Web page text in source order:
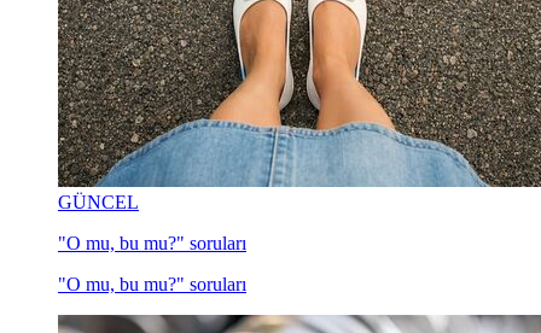
GÜNCEL
"O mu, bu mu?" soruları
"O mu, bu mu?" soruları